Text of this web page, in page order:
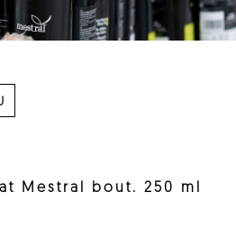
Mestral bout. 250 ml
HUILE
CHOISIR LA LANGUE: FR